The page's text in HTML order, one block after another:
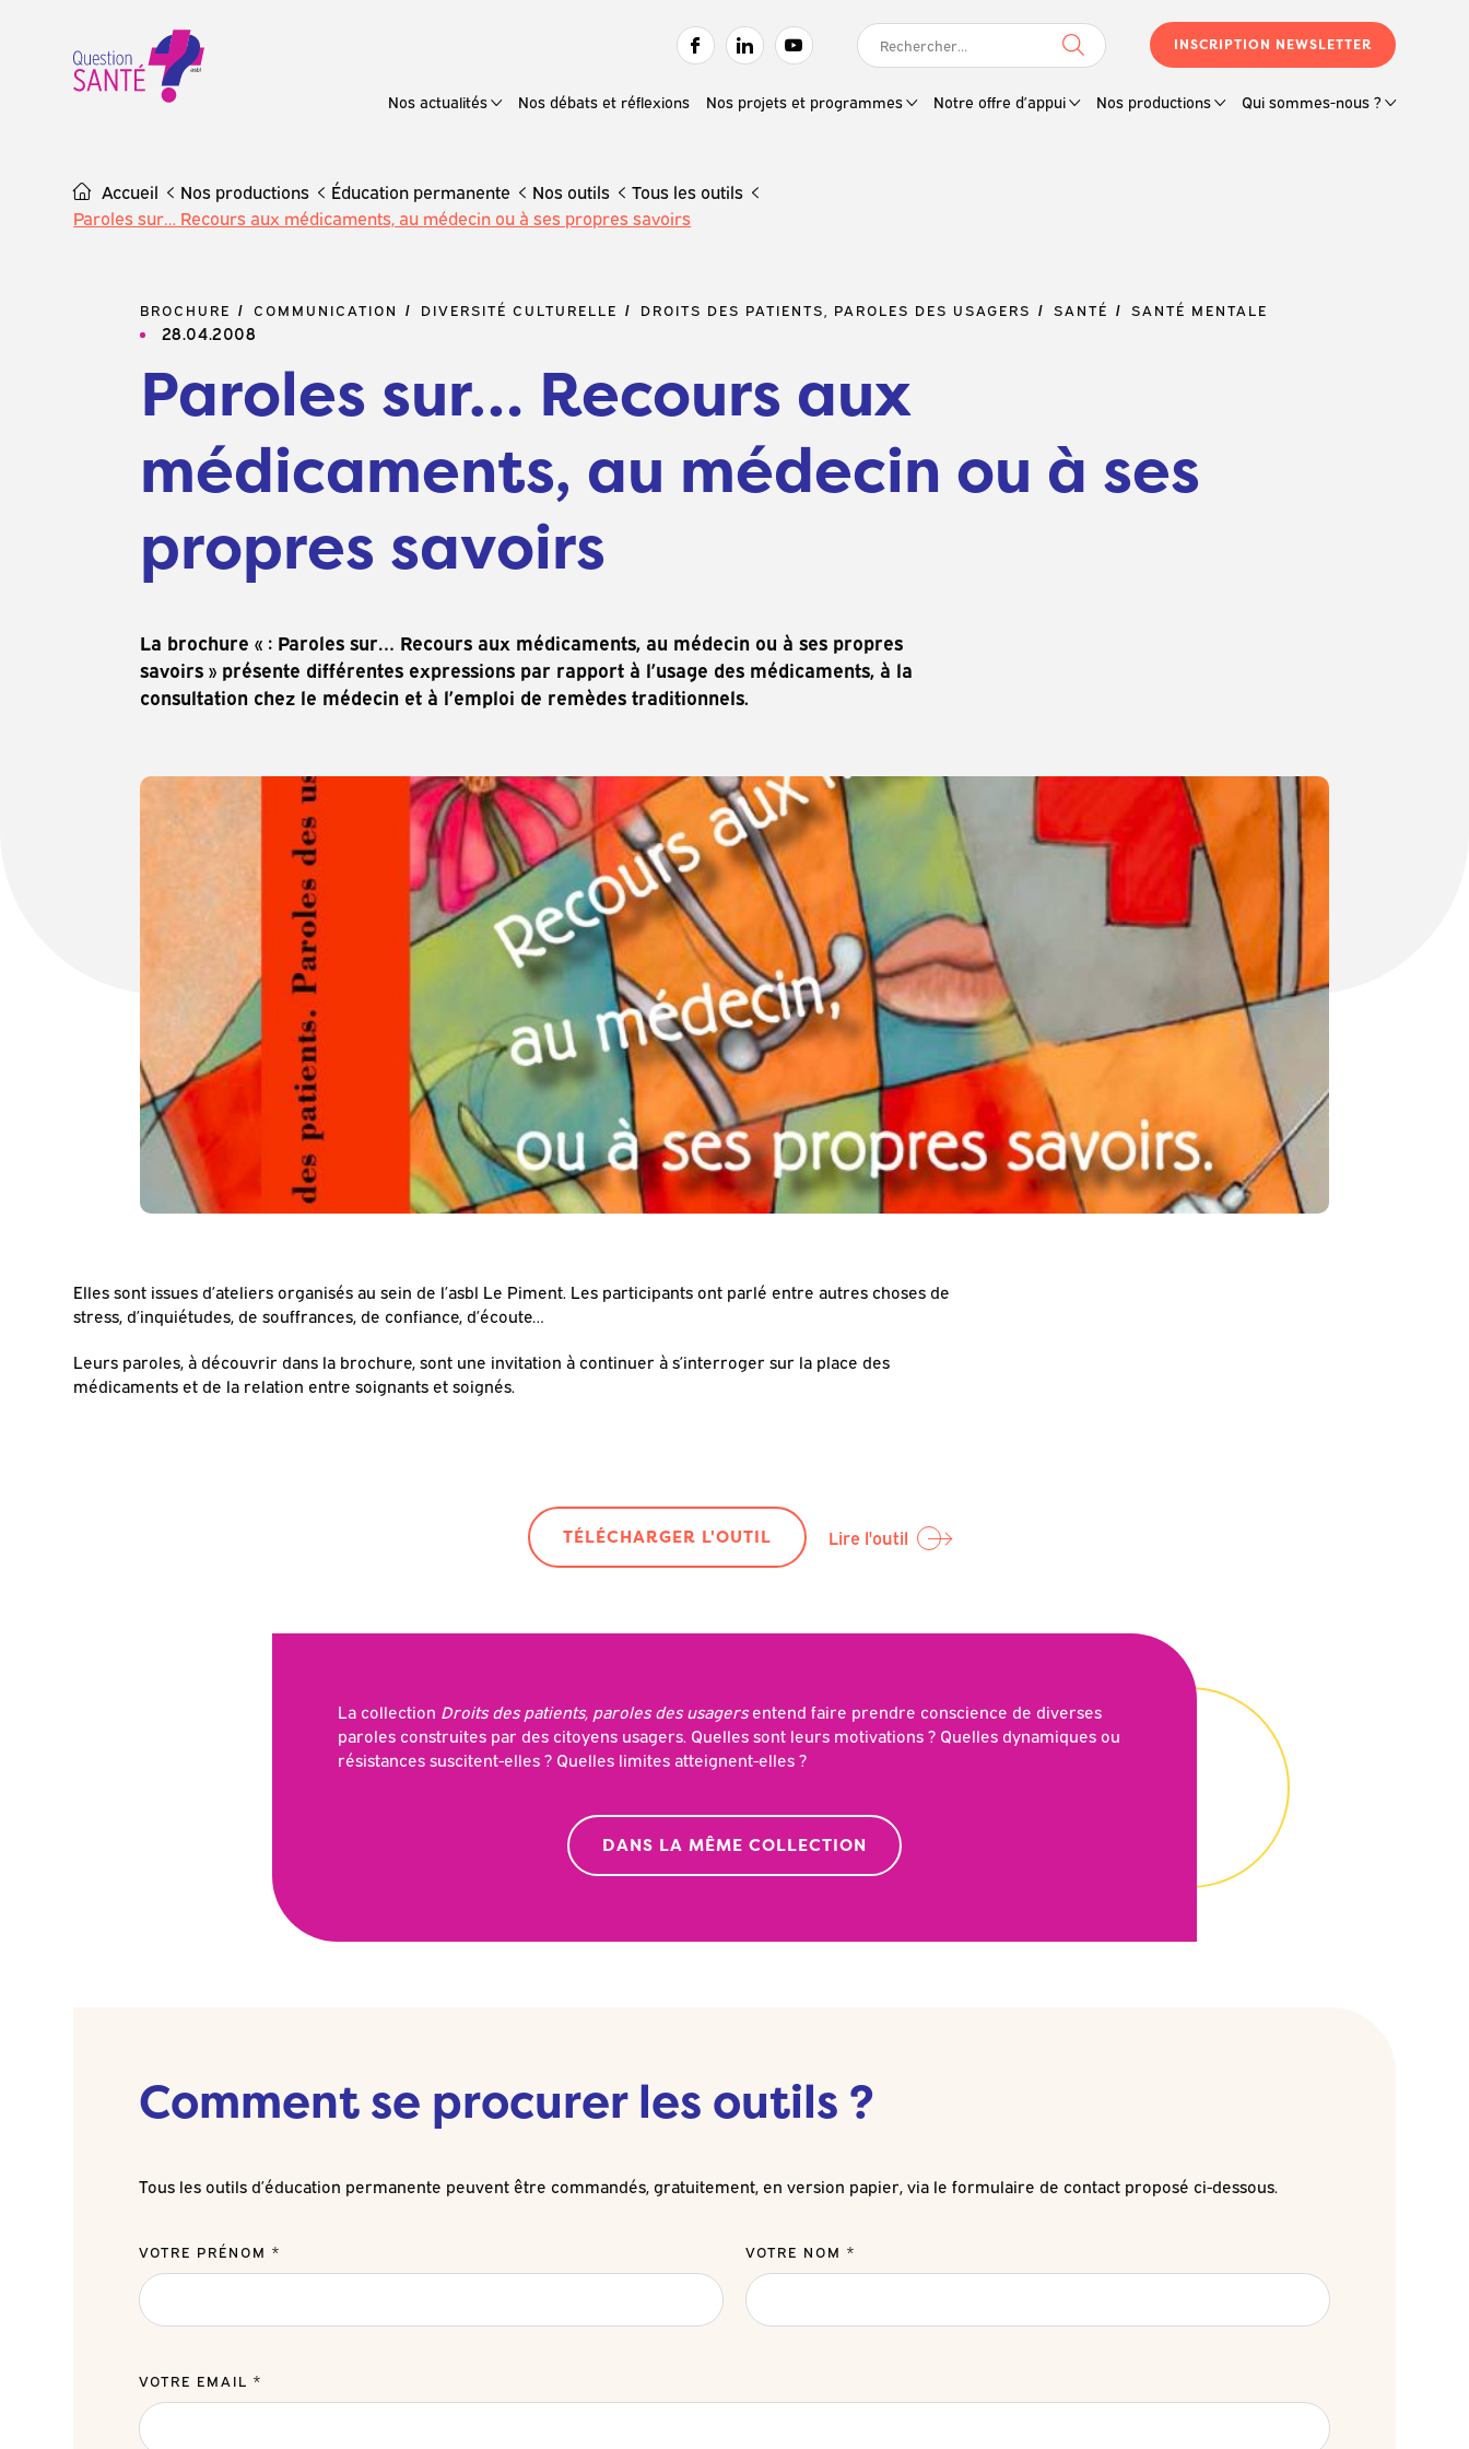
RECHERCHER :
INSCRIPTION NEWSLETTER
Nos actualités Nos débats et réflexions Nos projets et programmes Notre offre d’appui Nos productions Qui sommes-nous ?
Accueil Nos productions Éducation permanente Nos outils
Tous les outils
Paroles sur… Recours aux médicaments, au médecin ou à ses propres savoirs
BROCHURE COMMUNICATION DIVERSITÉ CULTURELLE DROITS DES PATIENTS, PAROLES DES USAGERS SANTÉ SANTÉ MENTALE
28.04.2008
Paroles sur… Recours aux
médicaments, au médecin ou à ses
propres savoirs
La brochure « : Paroles sur… Recours aux médicaments, au médecin ou à ses propres
savoirs » présente différentes expressions par rapport à l’usage des médicaments, à la
consultation chez le médecin et à l’emploi de remèdes traditionnels.
Elles sont issues d’ateliers organisés au sein de l’asbl Le Piment. Les participants ont parlé entre autres choses de
stress, d’inquiétudes, de souffrances, de confiance, d’écoute…
Leurs paroles, à découvrir dans la brochure, sont une invitation à continuer à s’interroger sur la place des
médicaments et de la relation entre soignants et soignés.
TÉLÉCHARGER L'OUTIL Lire l'outil
La collection Droits des patients, paroles des usagersentend faire prendre conscience de diverses
paroles construites par des citoyens usagers. Quelles sont leurs motivations ? Quelles dynamiques ou
résistances suscitent-elles ? Quelles limites atteignent-elles ?
DANS LA MÊME COLLECTION
Comment se procurer les outils ?
Tous les outils d’éducation permanente peuvent être commandés, gratuitement, en version papier, via le formulaire de contact proposé ci-dessous.
VOTRE PRÉNOM * VOTRE NOM *
VOTRE EMAIL *